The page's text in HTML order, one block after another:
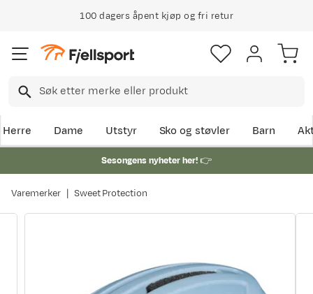
100 dagers åpent kjøp og fri retur
Herre Dame Utstyr Sko og støvler Barn
Sesongens nyheter her!👉
Varemerker Sweet Protection